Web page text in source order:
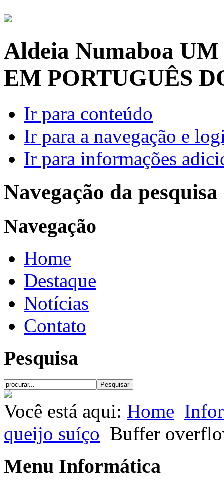
Aldeia Numaboa UM
EM PORTUGUÊS
Ir para conteúdo
Ir para a navegação e
Ir para informações
Navegação da pesquisa
Navegação
Home
Destaque
Notícias
Contato
Pesquisa
Você está aqui: Home
queijo suíço Buffer
Menu Informática